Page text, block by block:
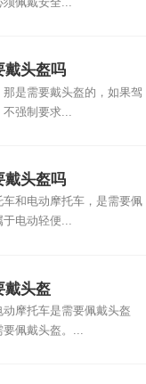
须佩戴安全...
戴头盔吗
是需要戴头盔的，如果驾
强制要求...
戴头盔吗
和电动摩托车，是需要佩
于电动轻便...
戴头盔
摩托车是需要佩戴头盔
要佩戴头盔。...